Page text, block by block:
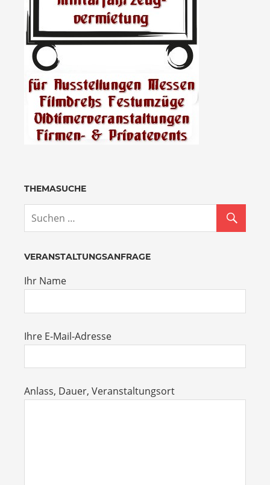
THEMASUCHE
VERANSTALTUNGSANFRAGE
Ihr Name
Ihre E-Mail-Adresse
Anlass, Dauer, Veranstaltungsort